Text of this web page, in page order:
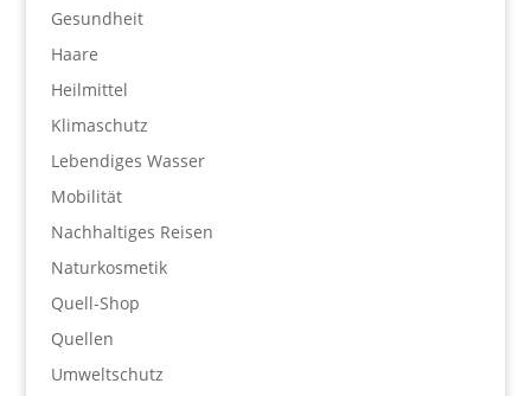
Gesundheit
Haare
Heilmittel
Klimaschutz
Lebendiges Wasser
Mobilität
Nachhaltiges Reisen
Naturkosmetik
Quell-Shop
Quellen
Umweltschutz